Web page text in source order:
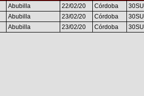
Abubilla 22/02/20 Córdoba
Abubilla 23/02/20 Córdoba
Abubilla 23/02/20 Córdoba